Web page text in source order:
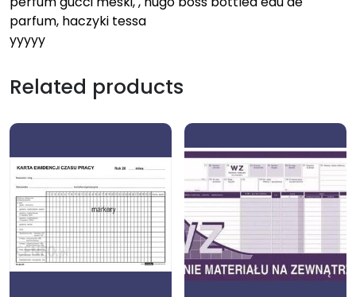
parfum, haczyki tessa
yyyyy
Related products